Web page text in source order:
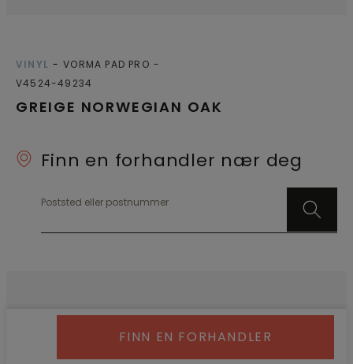
GREIGE NORWEGIAN OAK
VINYL
VORMA PAD PRO
V4524-49234
Finn en forhandler nær deg
Poststed eller postnummer
FINN EN FORHANDLER